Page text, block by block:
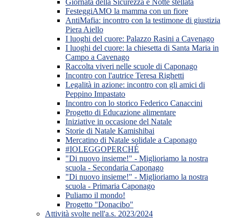
Giornata della Sicurezza e Notte stellata
FesteggiAMO la mamma con un fiore
AntiMafia: incontro con la testimone di giustizia
Piera Aiello
I luoghi del cuore: Palazzo Rasini a Cavenago
I luoghi del cuore: la chiesetta di Santa Maria in
Campo a Cavenago
Raccolta viveri nelle scuole di Caponago
Incontro con l'autrice Teresa Righetti
Legalità in azione: incontro con gli amici di
Peppino Impastato
Incontro con lo storico Federico Canaccini
Progetto di Educazione alimentare
Iniziative in occasione del Natale
Storie di Natale Kamishibai
Mercatino di Natale solidale a Caponago
#IOLEGGOPERCHÉ
"Di nuovo insieme!" - Miglioriamo la nostra
scuola - Secondaria Caponago
"Di nuovo insieme!" - Miglioriamo la nostra
scuola - Primaria Caponago
Puliamo il mondo!
Progetto "Donacibo"
Attività svolte nell'a.s. 2023/2024